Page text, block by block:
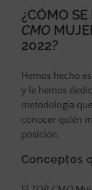
¿CÓMO
CMO
2022?
Hemos hecho
y le hemos
metodología
conocer quién
posición.
Conceptos